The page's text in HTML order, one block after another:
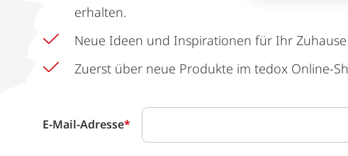
erhalten.
Neue Ideen und Inspirationen für Ihr
Zuerst über neue Produkte im tedox Online-
E-Mail-Adresse*